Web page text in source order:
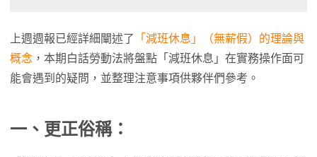
上週週報已經詳細闡述了
「減班休息」（無薪假）的理論與
概念 ，本期白話勞動法將盤點「減班休息」在實務操作面可
能會遇到的疑問，並整理注意事項供夥伴們參考。
一、更正俗稱：